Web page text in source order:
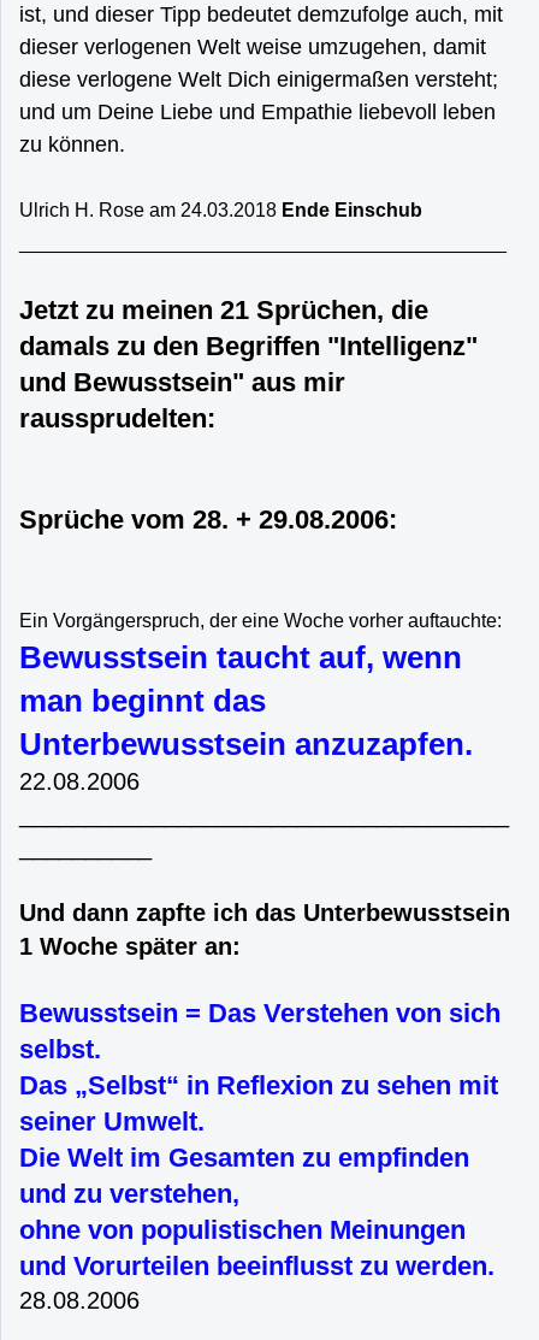
ist, und dieser Tipp bedeutet demzufolge auch, mit
dieser verlogenen Welt weise umzugehen, damit
diese verlogene Welt Dich einigermaßen versteht;
und um Deine Liebe und Empathie liebevoll leben
zu können.
Ulrich H. Rose am 24.03.2018 Ende Einschub
Jetzt zu meinen 21 Sprüchen, die
damals zu den Begriffen "Intelligenz"
und Bewusstsein" aus mir
raussprudelten:
Sprüche vom 28. + 29.08.2006:
Ein Vorgängerspruch, der eine Woche vorher auftauchte:
Bewusstsein taucht auf, wenn
man beginnt das
Unterbewusstsein anzuzapfen.
22.08.2006
Und dann zapfte ich das Unterbewusstsein
1 Woche später an:
Bewusstsein = Das Verstehen von sich
selbst.
Das „Selbst“ in Reflexion zu sehen mit
seiner Umwelt.
Die Welt im Gesamten zu empfinden
und zu verstehen,
ohne von populistischen Meinungen
und Vorurteilen beeinflusst zu werden.
28.08.2006